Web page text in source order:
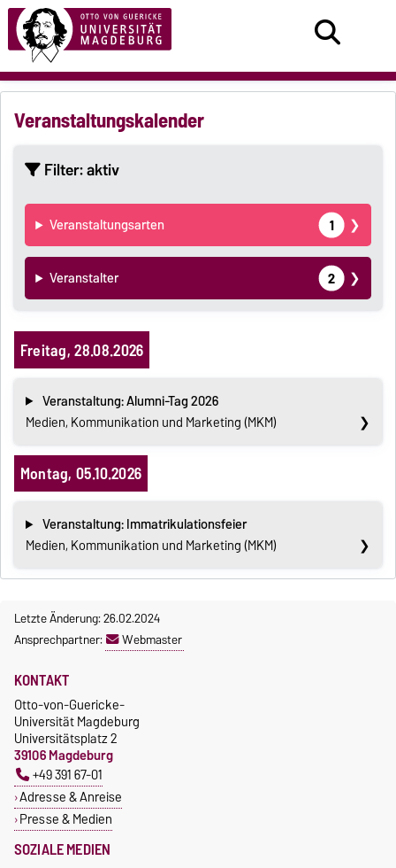
Veranstaltungskalender
Filter: aktiv
Veranstaltungsarten 1
Veranstalter 2
Freitag, 28.08.2026
Veranstaltung: Alumni-Tag 2026
Medien, Kommunikation und Marketing (MKM)
Montag, 05.10.2026
Veranstaltung: Immatrikulationsfeier
Medien, Kommunikation und Marketing (MKM)
Letzte Änderung: 26.02.2024
Ansprechpartner:
Webmaster
SOZIALE MEDIEN
KONTAKT
Otto-von-Guericke-
Universität Magdeburg
Universitätsplatz 2
39106 Magdeburg
+49 391 67-01
Adresse & Anreise
Presse & Medien